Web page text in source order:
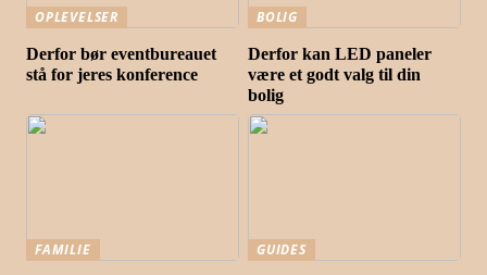
OPLEVELSER
Derfor bør eventbureauet
stå for jeres konference
BOLIG
Derfor kan LED paneler
være et godt valg til din
bolig
FAMILIE
GUIDES